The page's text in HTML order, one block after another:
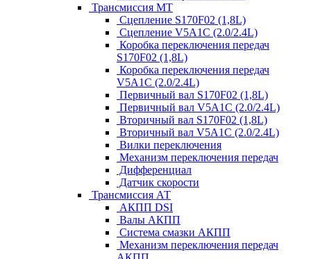
Трансмиссия МТ
Сцепление S170F02 (1,8L)
Сцепление V5A1C (2.0/2.4L)
Коробка переключения передач
S170F02 (1,8L)
Коробка переключения передач
V5A1C (2.0/2.4L)
Первичный вал S170F02 (1,8L)
Первичный вал V5A1C (2.0/2.4L)
Вторичный вал S170F02 (1,8L)
Вторичный вал V5A1C (2.0/2.4L)
Вилки переключения
Механизм переключения передач
Дифференциал
Датчик скорости
Трансмиссия АТ
АКПП DSI
Валы АКПП
Система смазки АКПП
Механизм переключения передач